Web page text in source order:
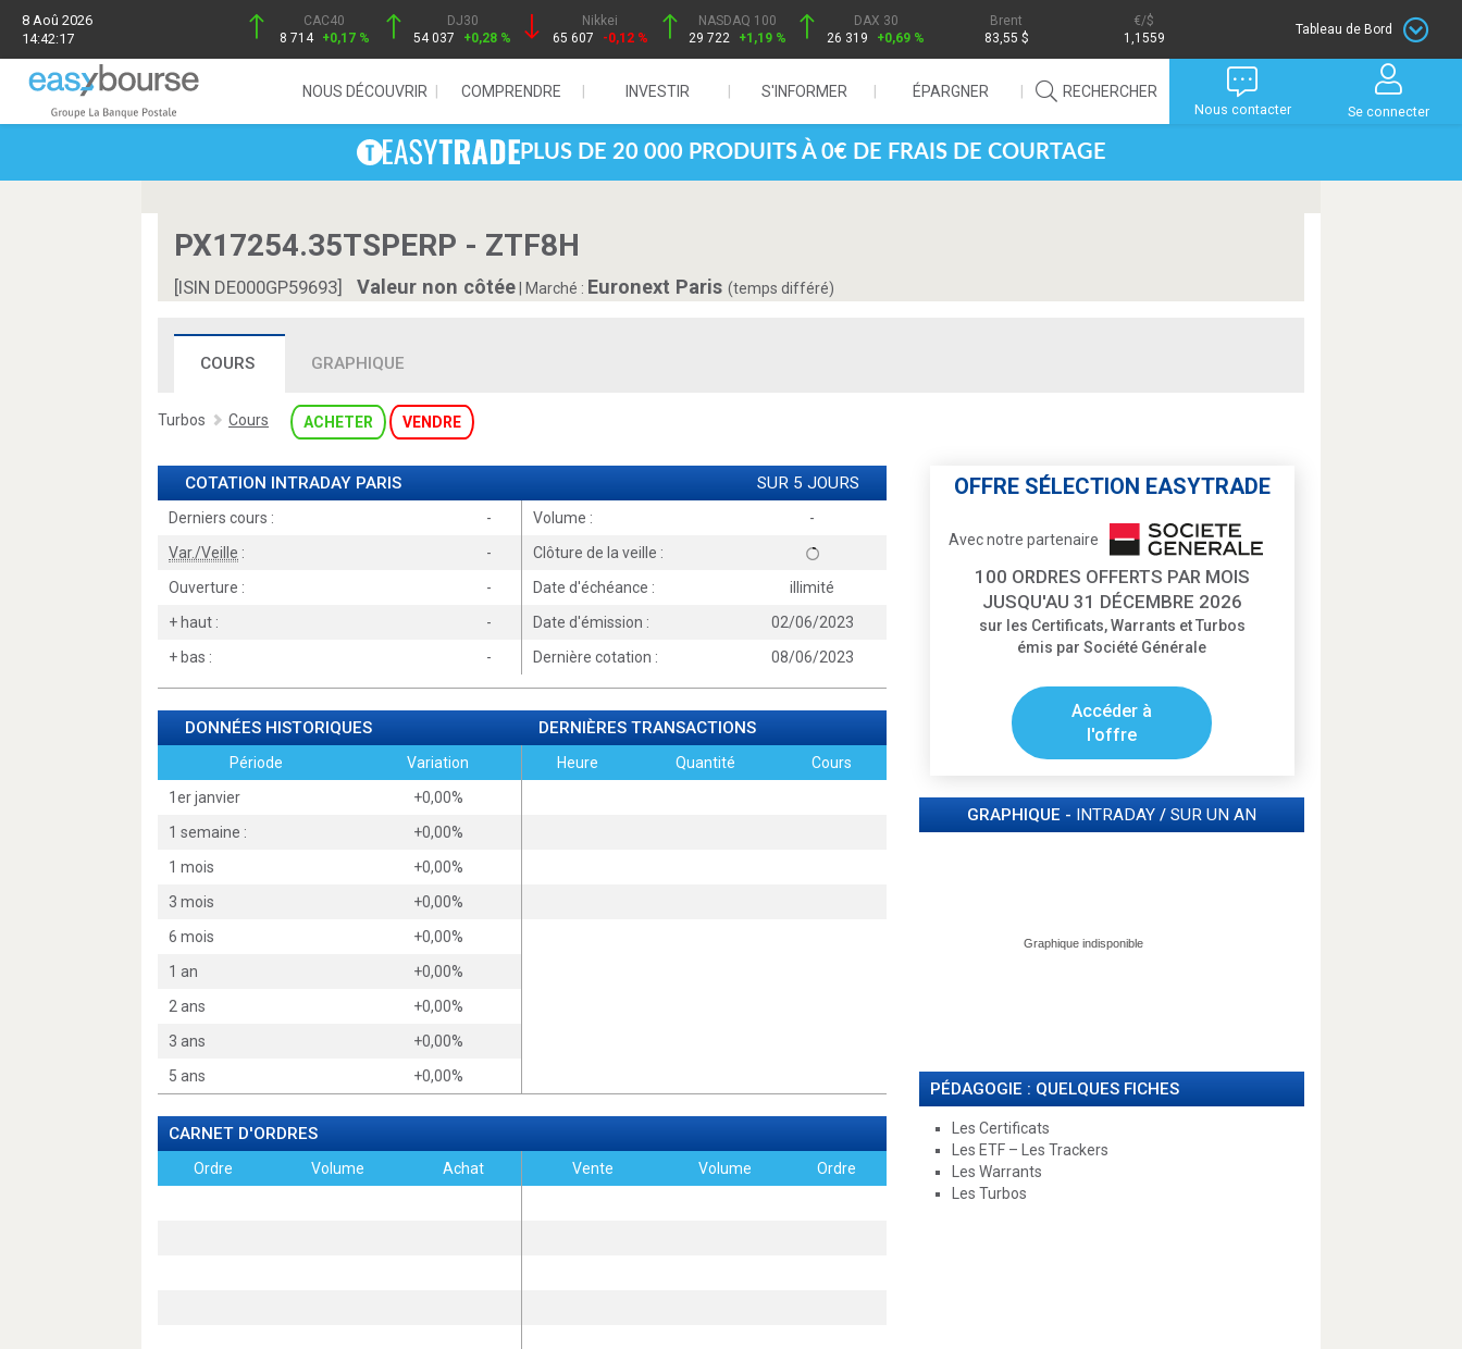
8 Aoû 2026
14:42:17
CAC40
8 714 +0,17 %
DJ30
54 037
+0,28 %
Nikkei
65 607
-0,12 %
NASDAQ 100
29 722
+1,19 %
DAX 30
26 319
+0,69 %
Brent
83,55 $
/$
1,1559
Tableau de Bord
NOUS DÉCOUVRIR COMPRENDRE INVESTIR S'INFORMER ÉPARGNER RECHERCHER
Nous contacter Se connecter
PLUS DE 20 000 PRODUITS À 0€ DE FRAIS DE COURTAGE
PX17254.35TSPERP - ZTF8H
[ISIN DE000GP59693] Valeur non côtée Marché : Euronext Paris (temps différé)
COURS GRAPHIQUE
Turbos Cours ACHETER VENDRE
COTATION INTRADAY PARIS SUR 5 JOURS
Derniers cours :
-
Var./Veille :
-
Ouverture :
-
+ haut :
-
+ bas :
-
Volume :
-
Clôture de la veille :
Date d'échéance :
illimité
Date d'émission :
02/06/2023
Dernière cotation :
08/06/2023
DONNÉES HISTORIQUES DERNIÈRES TRANSACTIONS
Période
Variation
1er janvier
+0,00%
1 semaine :
+0,00%
1 mois
+0,00%
3 mois
+0,00%
6 mois
+0,00%
1 an
+0,00%
2 ans
+0,00%
3 ans
+0,00%
5 ans
+0,00%
Heure Quantité Cours
CARNET D'ORDRES
Ordre Volume Achat Vente Volume Ordre
OFFRE SÉLECTION EASYTRADE
Avec notre partenaire
100 ORDRES OFFERTS PAR MOIS
JUSQU'AU 31 DÉCEMBRE 2026
sur les Certificats, Warrants et Turbos
émis par Société Générale
Accéder à
l'offre
GRAPHIQUE - INTRADAY /SUR UN AN
PÉDAGOGIE : QUELQUES FICHES
Les Certificats
Les ETF – Les Trackers
Les Warrants
Les Turbos